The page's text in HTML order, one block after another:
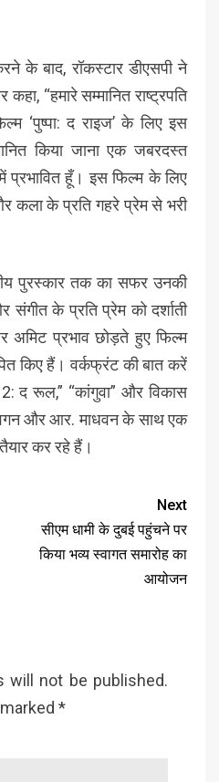
के बाद, रॉकस्टार डीएसपी ने
“हमारे सम्मानित राष्ट्रपति
‘पुष्पा: द राइज’ के लिए इस
किया जाना एक जबरदस्त
प्रभावित हूँ। इस फिल्म के लिए
कला के प्रति गहरे प्रेम से भरी
पुरस्कार तक का सफर उनकी
के प्रति प्रेम को दर्शाती
अमिट प्रभाव छोड़ते हुए फिल्म
किए हैं। वर्कफ्रंट की बात करें
2: द रूल,” “कांगुवा” और विकास
और आर. माधवन के साथ एक
कर रहे हैं।
Next
सीएम धामी के दुबई पहुंचने पर
किया भव्य स्वागत समारोह का
आयोजन
will not be published.
*